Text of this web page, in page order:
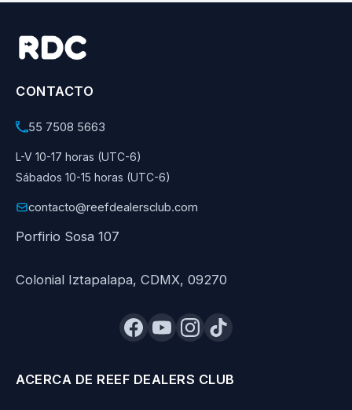
CONTACTO
55 7508 5663
L-V 10-17 horas (UTC-6)
Sábados 10-15 horas (UTC-6)
contacto@reefdealersclub.com
Porfirio Sosa 107
Colonial Iztapalapa, CDMX, 09270
ACERCA DE REEF DEALERS CLUB